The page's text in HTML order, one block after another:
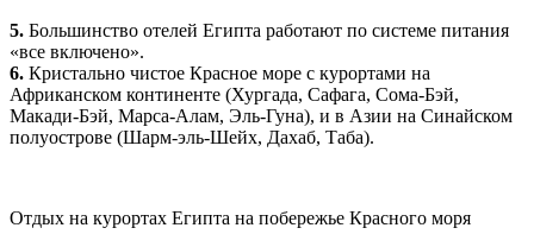
5. Большинство отелей Египта работают по системе питания
«все включено».
6. Кристально чистое Красное море с курортами на
Африканском континенте (Хургада, Сафага, Сома-Бэй,
Макади-Бэй, Марса-Алам, Эль-Гуна), и в Азии на Синайском
полуострове (Шарм-эль-Шейх, Дахаб, Таба).
Отдых на курортах Египта на побережье Красного моря